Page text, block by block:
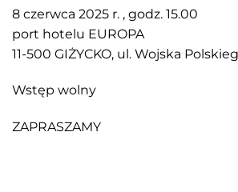
8 czerwca 2025 r. , godz. 15.00
port hotelu EUROPA
11-500 GIŻYCKO, ul. Wojska
Wstęp wolny
ZAPRASZAMY